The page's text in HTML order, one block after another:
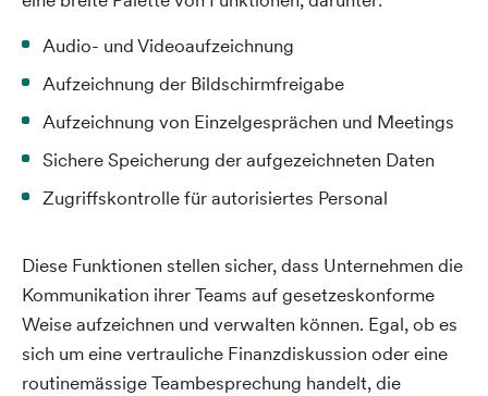
Audio- und Videoaufzeichnung
Aufzeichnung der Bildschirmfreigabe
Aufzeichnung von Einzelgesprächen und Meetings
Sichere Speicherung der aufgezeichneten Daten
Zugriffskontrolle für autorisiertes Personal
Diese Funktionen stellen sicher, dass Unternehmen die
Kommunikation ihrer Teams auf gesetzeskonforme
Weise aufzeichnen und verwalten können. Egal, ob es
sich um eine vertrauliche Finanzdiskussion oder eine
routinemässige Teambesprechung handelt, die